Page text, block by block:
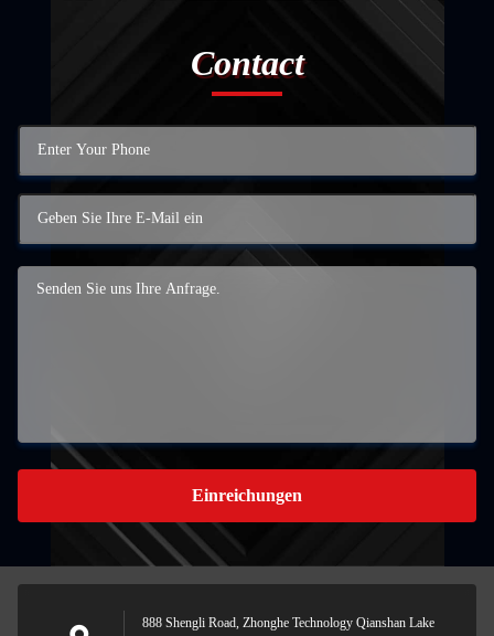
Contact
Einreichungen
888 Shengli Road, Zhonghe Technology Qianshan Lake